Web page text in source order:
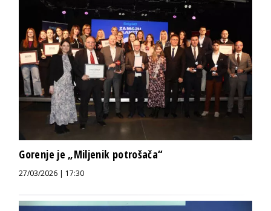
Gorenje je „Miljenik potrošača“
27/03/2026 | 17:30